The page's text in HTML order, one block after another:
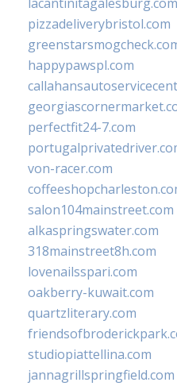
pizzadeliverybristol.com
happypawspl.com
perfectfit24-7.com
von-racer.com
salon104mainstreet.com
alkaspringswater.com
318mainstreet8h.com
lovenailsspari.com
oakberry-kuwait.com
quartzliterary.com
studiopiattellina.com
jannagrillspringfield.com